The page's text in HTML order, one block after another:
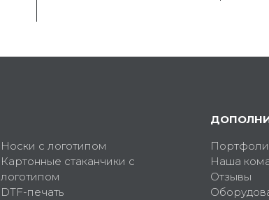
Носки с логотипом
Картонные стаканчики с
логотипом
DTF-печать
Наша
Отзывы